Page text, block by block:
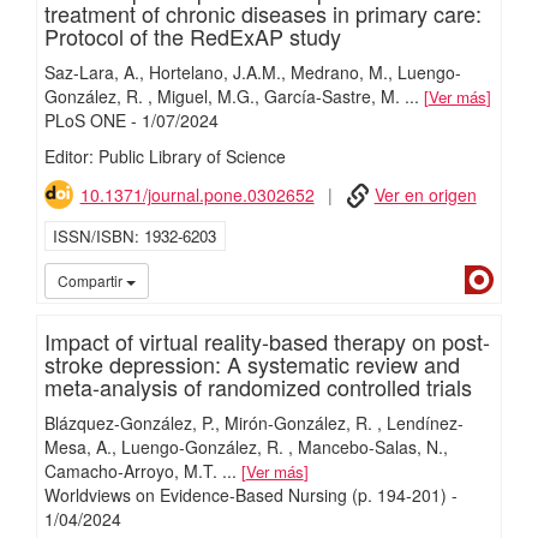
treatment of chronic diseases in primary care:
Protocol of the RedExAP study
Saz-Lara, A. Hortelano, J.A.M. Medrano, M. Luengo-
González, R.
Miguel, M.G. García-Sastre, M. ... Ver más
PLoS ONE- 1/07/2024
Editor: Public Library of Science
10.1371/journal.pone.0302652
Ver en origen
ISSN/ISBN 1932-6203
Compartir
Impact of virtual reality-based therapy on post-
stroke depression: A systematic review and
meta-analysis of randomized controlled trials
Blázquez-González, P. Mirón-González, R.
Lendínez-
Mesa, A. Luengo-González, R.
Mancebo-Salas, N.
Camacho-Arroyo, M.T. ... Ver más
Worldviews on Evidence-Based Nursing (p. 194-201) -
1/04/2024